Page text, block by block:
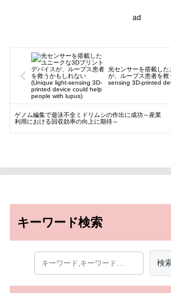
ad
光センサーを搭載し
が、ループス患者を
sensing 3D-printed
ゲノム編集で遊泳不全ミドリムシの作出に成功～産業
利用における回収効率の向上に期待～
キーワード検索